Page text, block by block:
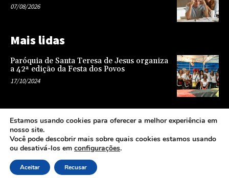
07/08/2026
Mais lidas
Paróquia de Santa Teresa de Jesus organiza
a 42ª edição da Festa dos Povos
17/10/2024
Representatividade na infância: o papel da
escola na formação de uma sociedade mais
justa e equitativa
26/04/2024
Estamos usando cookies para oferecer a melhor experiência em
nosso site.
Você pode descobrir mais sobre quais cookies estamos usando
ou desativá-los em configurações.
Aceitar Recusar